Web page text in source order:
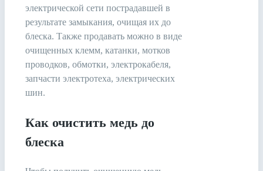
электрической сети пострадавшей в
результате замыкания, очищая их до
блеска. Также продавать можно в виде
очищенных клемм, катанки, мотков
проводков, обмотки, электрокабеля,
запчасти электротеха, электрических
шин.
Как очистить медь до
блеска